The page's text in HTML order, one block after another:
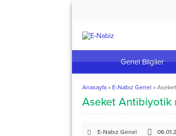
Genel Bilgiler
Anasayfa » E-Nabız Genel »
Aseket Antibiyotik
E-Nabız Genel